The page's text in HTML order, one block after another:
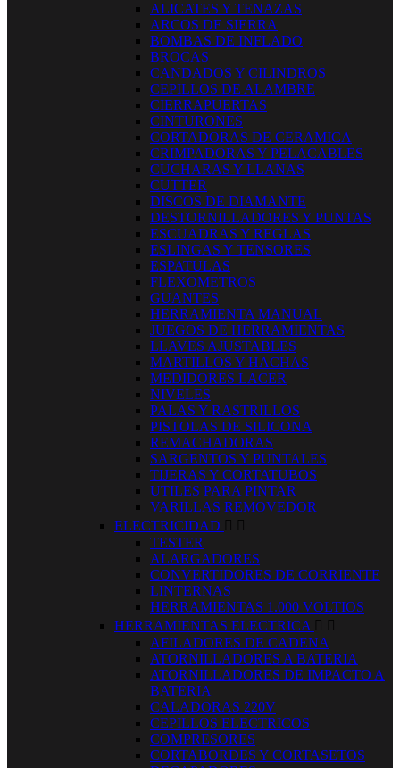
ALICATES Y TENAZAS
ARCOS DE SIERRA
BOMBAS DE INFLADO
BROCAS
CANDADOS Y CILINDROS
CEPILLOS DE ALAMBRE
CIERRAPUERTAS
CINTURONES
CORTADORAS DE CERAMICA
CRIMPADORAS Y PELACABLES
CUCHARAS Y LLANAS
CUTTER
DISCOS DE DIAMANTE
DESTORNILLADORES Y PUNTAS
ESCUADRAS Y REGLAS
ESLINGAS Y TENSORES
ESPATULAS
FLEXOMETROS
GUANTES
HERRAMIENTA MANUAL
JUEGOS DE HERRAMIENTAS
LLAVES AJUSTABLES
MARTILLOS Y HACHAS
MEDIDORES LACER
NIVELES
PALAS Y RASTRILLOS
PISTOLAS DE SILICONA
REMACHADORAS
SARGENTOS Y PUNTALES
TIJERAS Y CORTATUBOS
UTILES PARA PINTAR
VARILLAS REMOVEDOR
ELECTRICIDAD  
TESTER
ALARGADORES
CONVERTIDORES DE CORRIENTE
LINTERNAS
HERRAMIENTAS 1.000 VOLTIOS
HERRAMIENTAS ELECTRICA  
AFILADORES DE CADENA
ATORNILLADORES A BATERIA
ATORNILLADORES DE IMPACTO A
BATERIA
CALADORAS 220V
CEPILLOS ELECTRICOS
COMPRESORES
CORTABORDES Y CORTASETOS